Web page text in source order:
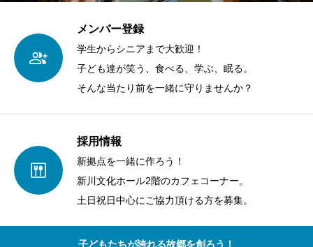
メンバー登録
学生からシニアまで大歓迎！
子ども達が笑う、食べる、学ぶ、眠る。
そんな当たり前を一緒に守りませんか？
採用情報
新拠点を一緒に作ろう！
新川文化ホール2階のカフェコーナー。
土日祝日中心にご協力頂ける方を募集。
子どもたちが誇れる故郷を創ろう！